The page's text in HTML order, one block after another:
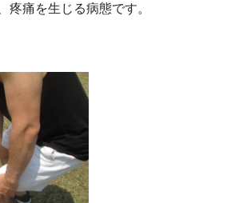
痛を生じる病態です。